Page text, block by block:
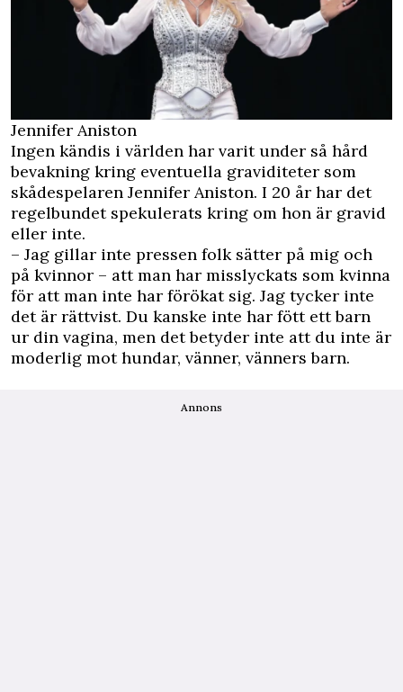
Jennifer Aniston
Ingen kändis i världen har varit under så hård
bevakning kring eventuella graviditeter som
skådespelaren Jennifer Aniston. I 20 år har det
regelbundet spekulerats kring om hon är gravid
eller inte.
– Jag gillar inte pressen folk sätter på mig och
på kvinnor – att man har misslyckats som kvinna
för att man inte har förökat sig. Jag tycker inte
det är rättvist. Du kanske inte har fött ett barn
ur din vagina, men det betyder inte att du inte är
moderlig mot hundar, vänner, vänners barn.
Annons